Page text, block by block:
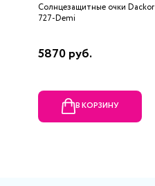
Солнцезащитные очки Dackor
727-Demi
5870 руб.
В КОРЗИНУ